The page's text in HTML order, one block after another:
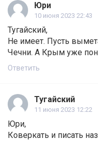
Юри
10 июня 2023 22:43
Тугайский,
Не имеет. Пусть
Чечни. А Крым уже
Ответить
Тугайский
11 июня 2023 12:22
Юри,
Коверкать и писать